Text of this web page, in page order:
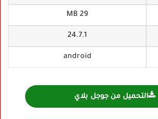
29 MB
24.7.1
android
التحميل من جوجل بلاي